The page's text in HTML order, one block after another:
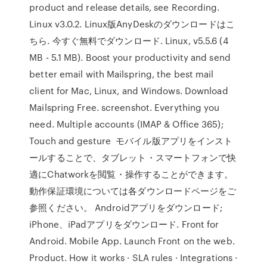
product and release details, see Recording.
Linux v3.0.2. Linux版AnyDeskのダウンロードはこ
ちら. 今すぐ無料でダウンロード. Linux, v5.5.6 (4
MB - 5.1 MB). Boost your productivity and send
better email with Mailspring, the best mail
client for Mac, Linux, and Windows. Download
Mailspring Free. screenshot. Everything you
need. Multiple accounts (IMAP & Office 365);
Touch and gesture モバイル版アプリをインスト
ールすることで、タブレット・スマートフォンで快
適にChatworkを閲覧・操作することができます。
動作保証環境については各ダウンロードページをご
参照ください。 Androidアプリをダウンロード;
iPhone、iPadアプリをダウンロード. Front for
Android. Mobile App. Launch Front on the web.
Product. How it works · SLA rules · Integrations ·